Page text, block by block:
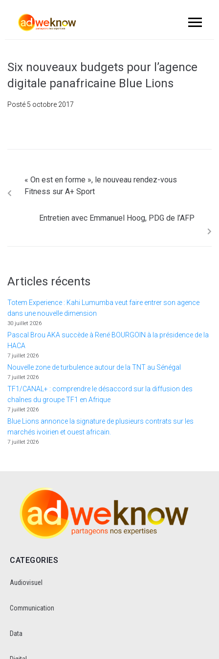
Six nouveaux budgets pour l’agence
digitale panafricaine Blue Lions
Posté 5 octobre 2017
« On est en forme », le nouveau rendez-vous
Fitness sur A+ Sport
Entretien avec Emmanuel Hoog, PDG de l’AFP
Articles récents
Totem Experience : Kahi Lumumba veut faire entrer son agence
dans une nouvelle dimension
30 juillet 2026
Pascal Brou AKA succède à René BOURGOIN à la présidence de la
HACA
7 juillet 2026
Nouvelle zone de turbulence autour de la TNT au Sénégal
7 juillet 2026
TF1/CANAL+ : comprendre le désaccord sur la diffusion des
chaînes du groupe TF1 en Afrique
7 juillet 2026
Blue Lions annonce la signature de plusieurs contrats sur les
marchés ivoirien et ouest africain.
7 juillet 2026
CATEGORIES
Audiovisuel
Communication
Data